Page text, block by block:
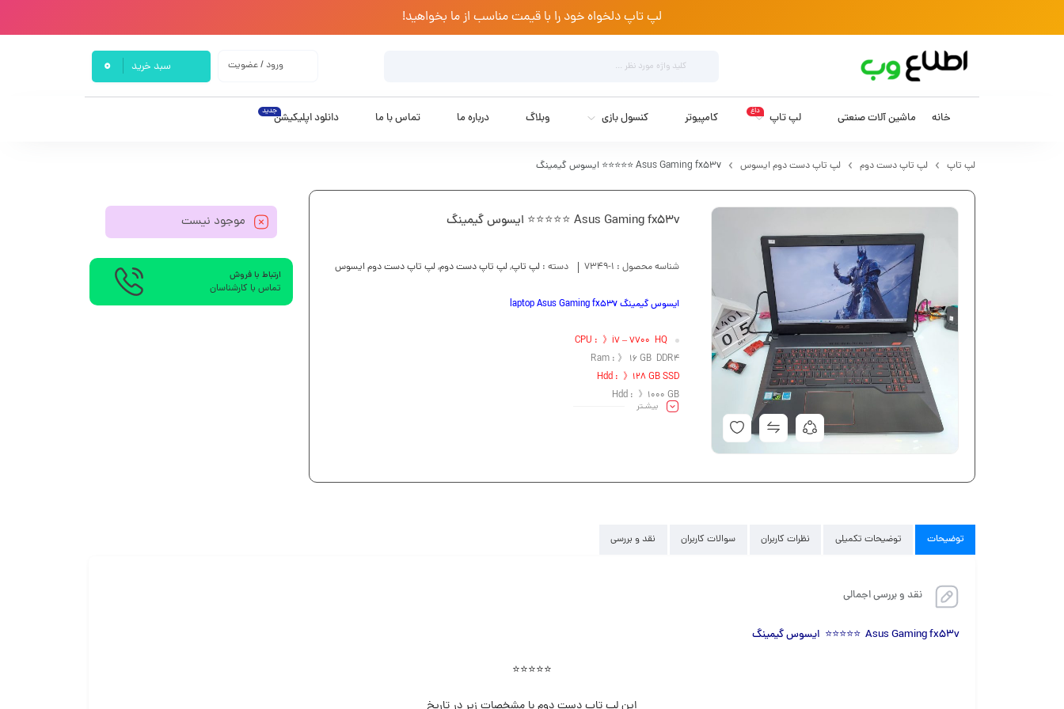
لپ تاپ دلخواه خود را با قیمت مناسب از ما بخواهید!
ورود / عضویت سبد خرید 0
خانه ماشین آلات صنعتی لپ تاپ داغ کامپیوتر کنسول بازی وبلاگ درباره ما تماس با ما دانلود اپلیکیشنجدید
لپ تاپ لپ تاپ دست دوم لپ تاپ دست دوم ایسوس Asus Gaming fx53v ⭐⭐⭐⭐⭐ ایسوس گیمینگ
Asus Gaming fx53v ⭐⭐⭐⭐⭐ ایسوس گیمینگ
شناسه محصول : 7349-1 دسته : لپ تاپ,لپ تاپ دست دوم,لپ تاپ دست دوم ایسوس
ایسوس گیمینگ laptop Asus Gaming fx53v
CPU : 》i7 – 7700 HQ
Ram : 》 16 GB DDR4
Hdd : 》128 GB SSD
Hdd : 》1000 GB
VGA: 》 GeForce GTX 1050 Ti – 4 GB / DDR5 128bit
بیشـتر
موجود نیست
ارتباط با فروش
تماس با کارشناسان
توضیحات توضیحات تکمیلی نظرات کاربران سوالات کاربران نقد و بررسی
نقد و بررسی اجمالی
Asus Gaming fx53v ⭐⭐⭐⭐⭐ ایسوس گیمینگ
⭐⭐⭐⭐⭐